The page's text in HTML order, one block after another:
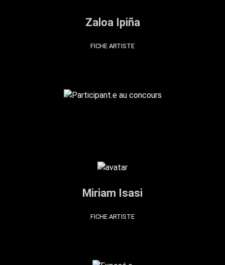
Zaloa Ipiña
FICHE ARTISTE
Miriam Isasi
FICHE ARTISTE